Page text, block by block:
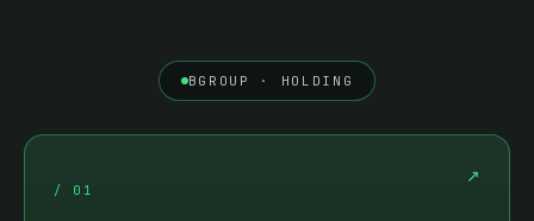
BGROUP · HOLDING
/ 01
↗